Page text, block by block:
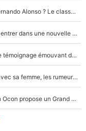
Max Verstappen, Lewis Hamilton… et bientôt Fernando Alonso ? Le classement des pilotes les mieux payés en Formule 1 risque de changer !
F1 - Alpine signe un accord «impensable» et va entrer dans une nouvelle dimension : Grande nouvelle pour Pierre Gasly !
F1 : « Je lui ai fait un câlin, puis j’ai dû partir...», le témoignage émouvant de Max Verstappen sur sa fille
F1 : Charles Leclerc surpris par les paparazzis avec sa femme, les rumeurs étaient vraies !
Comme pour le final du Tour de France, Esteban Ocon propose un Grand Prix de Formule 1 à Paris : «Autour de l’Arc de Triomphe, ce serait génial» !